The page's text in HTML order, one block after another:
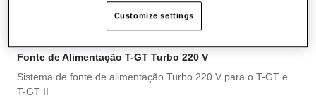
Seja o primeiro a avaliar este produto
Fonte de Alimentação T-GT Turbo 220 V
Sistema de fonte de alimentação Turbo 220 V para o T-GT e
T-GT II
Customize settings